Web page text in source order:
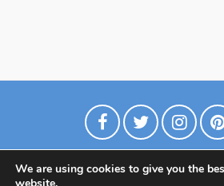
We are using cookies to give you the